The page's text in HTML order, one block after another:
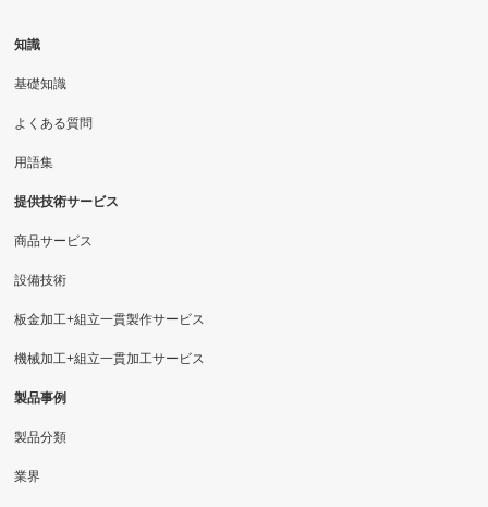
知識
基礎知識
よくある質問
用語集
提供技術サービス
商品サービス
設備技術
板金加工+組立一貫製作サービス
機械加工+組立一貫加工サービス
製品事例
製品分類
業界